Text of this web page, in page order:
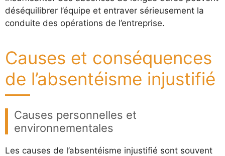
déséquilibrer l’équipe et entraver sérieusement la
conduite des opérations de l’entreprise.
Causes et conséquences
de l’absentéisme injustifié
Causes personnelles et
environnementales
Les causes de l’absentéisme injustifié sont souvent